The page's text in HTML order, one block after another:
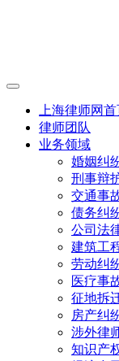
上海律师网
律师团队
业务领域
婚姻纠
刑事辩
交通事
债务纠
公司法
建筑工
劳动纠
医疗事
征地拆
房产纠
涉外律
知识产